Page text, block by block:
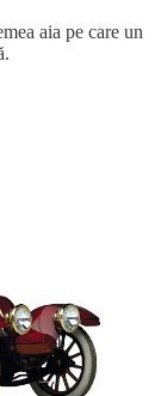
aia pe care un